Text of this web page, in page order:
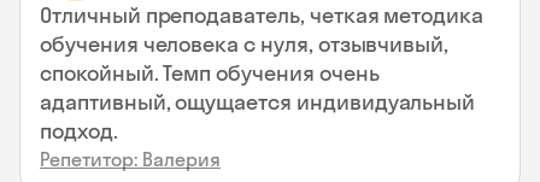
Отличный преподаватель, четкая методика
обучения человека с нуля, отзывчивый,
спокойный. Темп обучения очень
адаптивный, ощущается индивидуальный
подход.
Репетитор: Валерия